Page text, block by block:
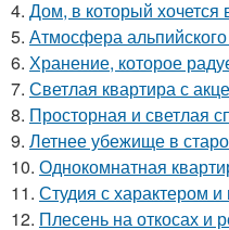
4. Дом, в который хочется
5. Атмосфера
6. Хранение, которое
7. Светлая квартира с
8. Просторная и светлая
9. Летнее убежище в
10. Однокомнатная
11. Студия с характером
12. Плесень на откосах и